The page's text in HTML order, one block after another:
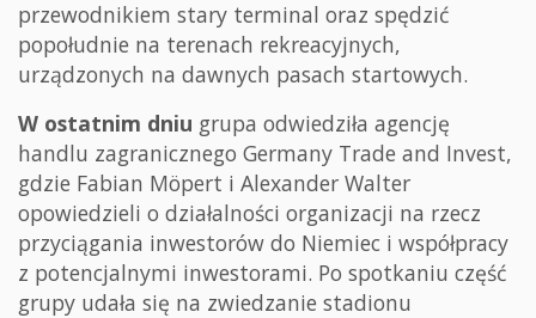
przewodnikiem stary terminal oraz spędzić
popołudnie na terenach rekreacyjnych,
urządzonych na dawnych pasach startowych.
W ostatnim dniu grupa odwiedziła agencję
handlu zagranicznego Germany Trade and Invest,
gdzie Fabian Möpert i Alexander Walter
opowiedzieli o działalności organizacji na rzecz
przyciągania inwestorów do Niemiec i współpracy
z potencjalnymi inwestorami. Po spotkaniu część
grupy udała się na zwiedzanie stadionu